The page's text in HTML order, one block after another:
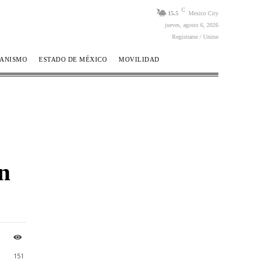
15.5
C
Mexico City
jueves, agosto 6, 2026
Registrarse / Unirse
ESTADO DE MÉXICO MOVILIDAD
151